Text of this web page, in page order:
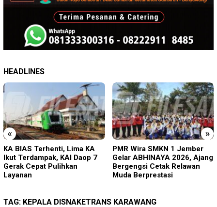
HEADLINES
« »
PMR Wira SMKN 1 Jember
Gelar ABHINAYA 2026, Ajang
Bergengsi Cetak Relawan
Muda Berprestasi
Imigrasi Ponorogo Deportasi
Satu WN Tiongkok
Salahgunakan Ijin Tinggal
TAG: KEPALA DISNAKETRANS KARAWANG